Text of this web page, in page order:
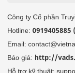
Công ty Cổ phần
Hotline: 0919405885
Email:
Báo giá: http://
Hỗ trợ kỹ thuật: